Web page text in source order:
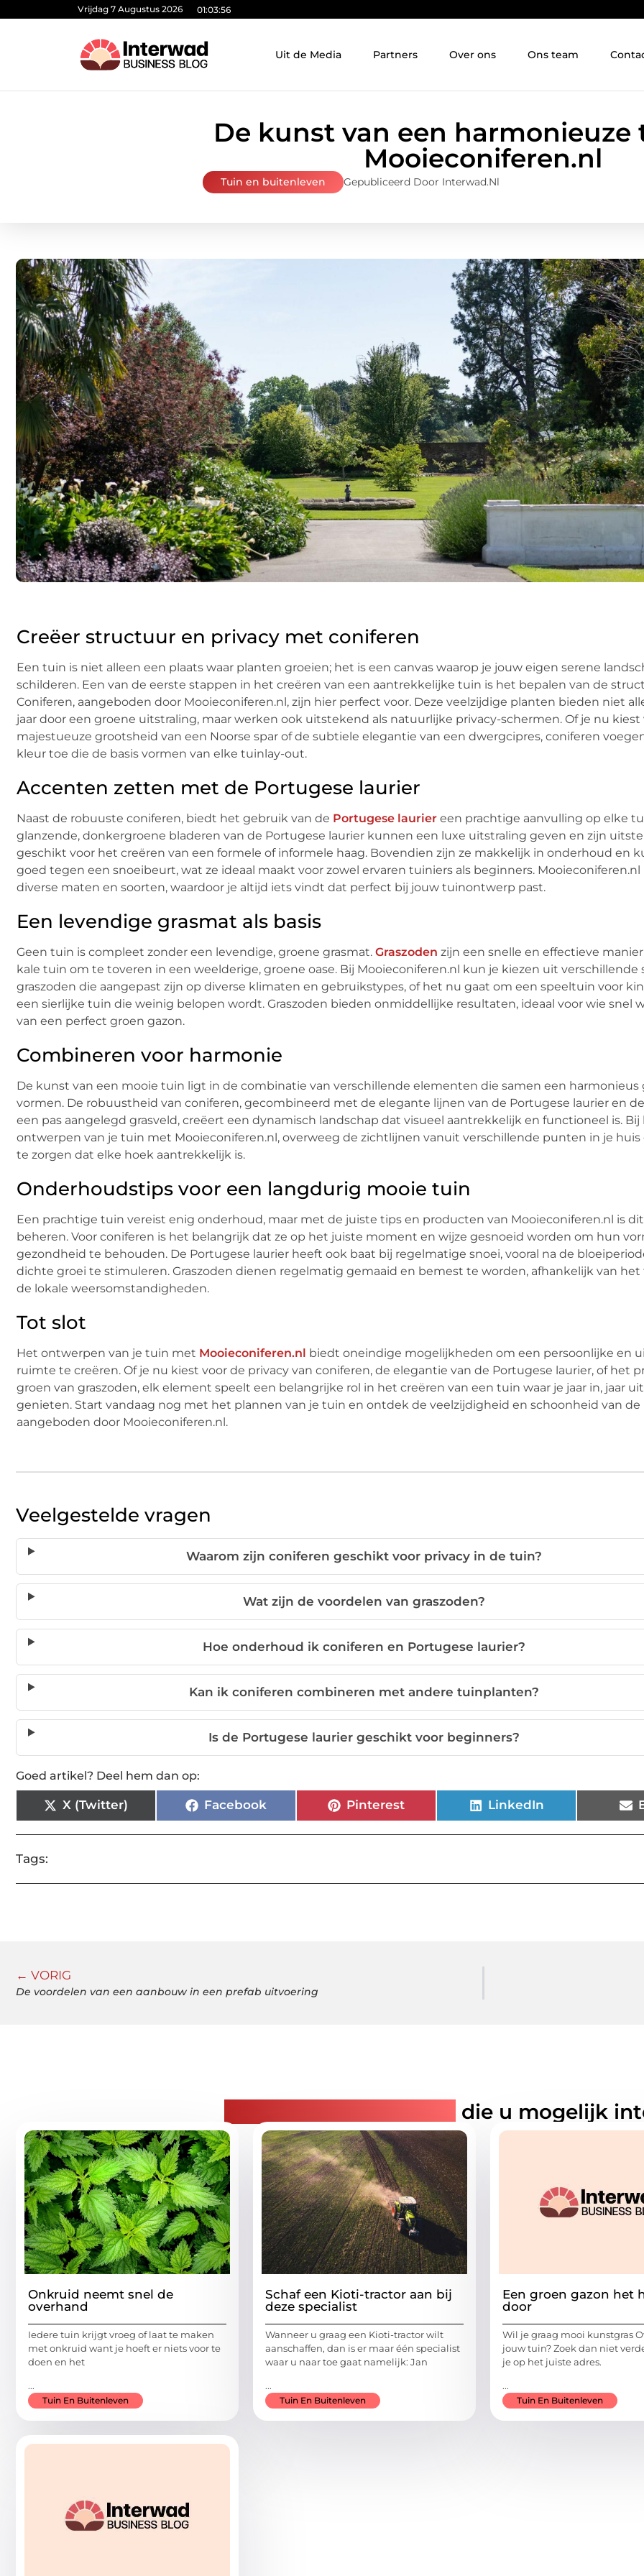
Vrijdag 7 Augustus 2026 01:03:58
Uit de Media Partners Over ons Ons team
De kunst van een
Mooieconiferen.nl
Tuin en buitenleven Gepubliceerd Door Interwad.nl
Creëer structuur en privacy met coniferen
Een tuin is niet alleen een plaats waar planten groeien; het is een canvas waarop je jouw eigen serene
schilderen. Een van de eerste stappen in het creëren van een aantrekkelijke tuin is het bepalen van de
Coniferen, aangeboden door Mooieconiferen.nl, zijn hier perfect voor. Deze veelzijdige planten bieden niet
jaar door een groene uitstraling, maar werken ook uitstekend als natuurlijke privacy-schermen. Of je nu kiest
majestueuze grootsheid van een Noorse spar of de subtiele elegantie van een dwergcipres, coniferen
kleur toe die de basis vormen van elke tuinlay-out.
Accenten zetten met de Portugese laurier
Naast de robuuste coniferen, biedt het gebruik van de Portugese laurier een prachtige aanvulling op elke
glanzende, donkergroene bladeren van de Portugese laurier kunnen een luxe uitstraling geven en zijn
geschikt voor het creëren van een formele of informele haag. Bovendien zijn ze makkelijk in onderhoud en
goed tegen een snoeibeurt, wat ze ideaal maakt voor zowel ervaren tuiniers als beginners.
diverse maten en soorten, waardoor je altijd iets vindt dat perfect bij jouw tuinontwerp past.
Een levendige grasmat als basis
Geen tuin is compleet zonder een levendige, groene grasmat. Graszoden zijn een snelle en effectieve
kale tuin om te toveren in een weelderige, groene oase. Bij Mooieconiferen.nl kun je kiezen uit verschillende
graszoden die aangepast zijn op diverse klimaten en gebruikstypes, of het nu gaat om een speeltuin voor
een sierlijke tuin die weinig belopen wordt. Graszoden bieden onmiddellijke resultaten, ideaal voor wie snel
van een perfect groen gazon.
Combineren voor harmonie
De kunst van een mooie tuin ligt in de combinatie van verschillende elementen die samen een harmonieus
vormen. De robuustheid van coniferen, gecombineerd met de elegante lijnen van de Portugese laurier en
een pas aangelegd grasveld, creëert een dynamisch landschap dat visueel aantrekkelijk en functioneel is. Bij
ontwerpen van je tuin met Mooieconiferen.nl, overweeg de zichtlijnen vanuit verschillende punten in je
te zorgen dat elke hoek aantrekkelijk is.
Onderhoudstips voor een langdurig mooie tuin
Een prachtige tuin vereist enig onderhoud, maar met de juiste tips en producten van Mooieconiferen.nl is
beheren. Voor coniferen is het belangrijk dat ze op het juiste moment en wijze gesnoeid worden om hun
gezondheid te behouden. De Portugese laurier heeft ook baat bij regelmatige snoei, vooral na de
dichte groei te stimuleren. Graszoden dienen regelmatig gemaaid en bemest te worden, afhankelijk van het
de lokale weersomstandigheden.
Tot slot
Het ontwerpen van je tuin met Mooieconiferen.nl biedt oneindige mogelijkheden om een persoonlijke en
ruimte te creëren. Of je nu kiest voor de privacy van coniferen, de elegantie van de Portugese laurier, of het
groen van graszoden, elk element speelt een belangrijke rol in het creëren van een tuin waar je jaar in, jaar
genieten. Start vandaag nog met het plannen van je tuin en ontdek de veelzijdigheid en schoonheid van
aangeboden door Mooieconiferen.nl.
Veelgestelde vragen
Waarom zijn coniferen geschikt voor privacy in de tuin?
Wat zijn de voordelen van graszoden?
Hoe onderhoud ik coniferen en Portugese laurier?
Kan ik coniferen combineren met andere tuinplanten?
Is de Portugese laurier geschikt voor beginners?
Goed artikel? Deel hem dan op:
X (Twitter) Facebook Pinterest LinkedIn
Tags:
← VORIG
De voordelen van een aanbouw in een prefab uitvoering
die u mogelijk
Onkruid neemt snel de
overhand
Iedere tuin krijgt vroeg of laat te maken
met onkruid want je hoeft er niets voor te
doen en het
...
Tuin En Buitenleven
Schaf een Kioti-tractor aan bij
deze specialist
Wanneer u graag een Kioti-tractor wilt
aanschaffen, dan is er maar één specialist
waar u naar toe gaat namelijk: Jan
...
Tuin En Buitenleven
Een groen gazon het
door
Wil je graag mooi kunstgras
jouw tuin? Zoek dan niet
je op het juiste adres.
...
Tuin En Buitenleven